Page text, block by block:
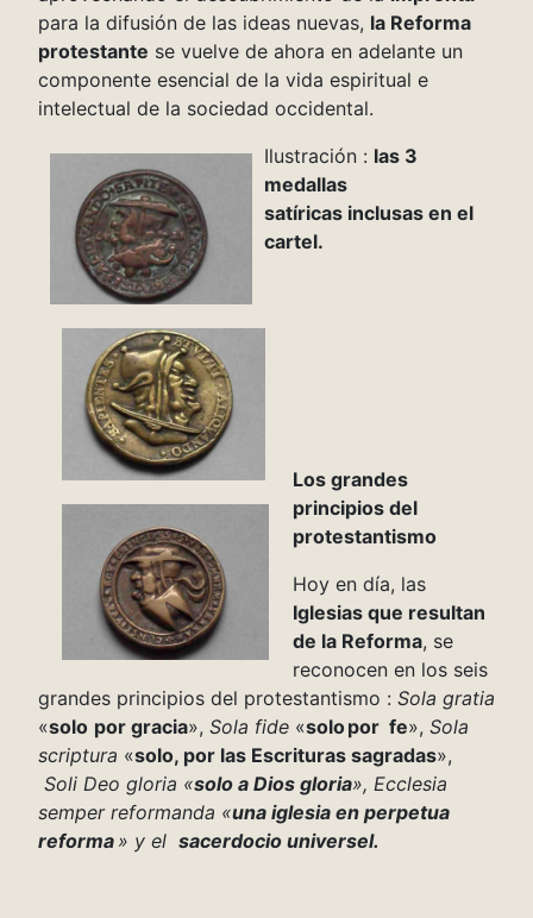
para la difusión de las ideas nuevas, la Reforma
protestante se vuelve de ahora en adelante un
componente esencial de la vida espiritual e
intelectual de la sociedad occidental.
Ilustración : las 3
medallas
satíricas inclusas en el
cartel.
Los grandes
principios del
protestantismo
Hoy en día, las
Iglesias que resultan
de la Reforma, se
reconocen en los seis
grandes principios del protestantismo : Sola gratia
«solo por gracia», Sola fide «solo por fe», Sola
scriptura «solo, por las Escrituras sagradas»,
Soli Deo gloria «solo a Dios gloria», Ecclesia
semper reformanda «una iglesia en perpetua
reforma» y el sacerdocio universel.